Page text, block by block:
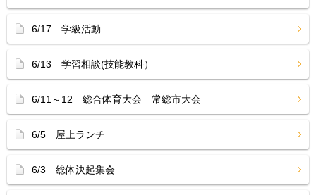
6/17 学級活動
6/13 学習相談(技能教科）
6/11～12 総合体育大会 常総市大会
6/5 屋上ランチ
6/3 総体決起集会